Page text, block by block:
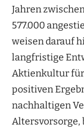
Jahren
577.000
weisen darauf
langfristige
Aktienkultur für
positiven
nachhaltigen
Altersvorsorge,